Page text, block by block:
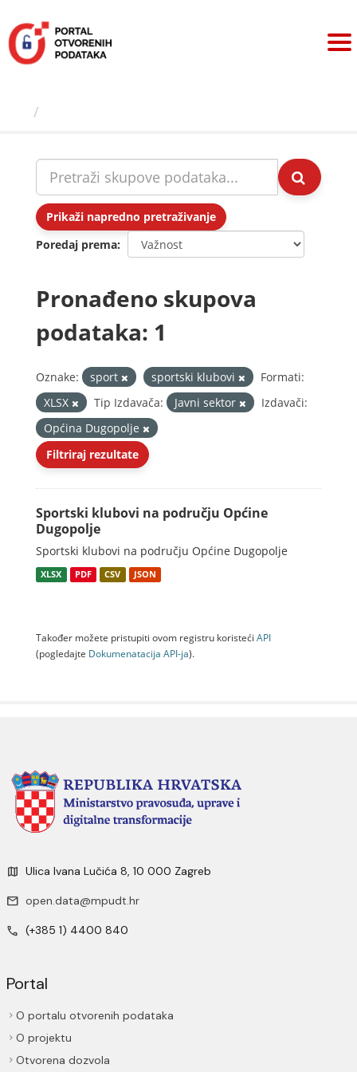
sadržaj
Prikaži napredno pretraživanje
Poredaj prema
Pronađeno skupova
podataka: 1
Oznake: sport sportski klubovi
Formati:
XLSX
Tip Izdavača: Javni sektor
Izdavači:
Općina Dugopolje
Filtriraj rezultate
Sportski klubovi na području Općine
Dugopolje
Sportski klubovi na području Općine Dugopolje
XLSX PDF CSV JSON
Također možete pristupiti ovom registru koristeći API
(pogledajte Dokumenаtаcijа API-jа).